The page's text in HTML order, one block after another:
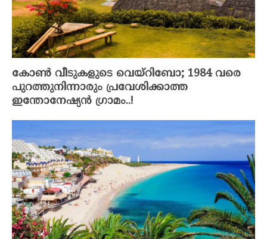
കോൺ വീടുകളുടെ വെയ്‌റിബോ; 1984 വരെ
പുറത്തുനിന്നാരും പ്രവേശിക്കാത്ത
ഇന്തോനേഷ്യൻ ഗ്രാമം..!